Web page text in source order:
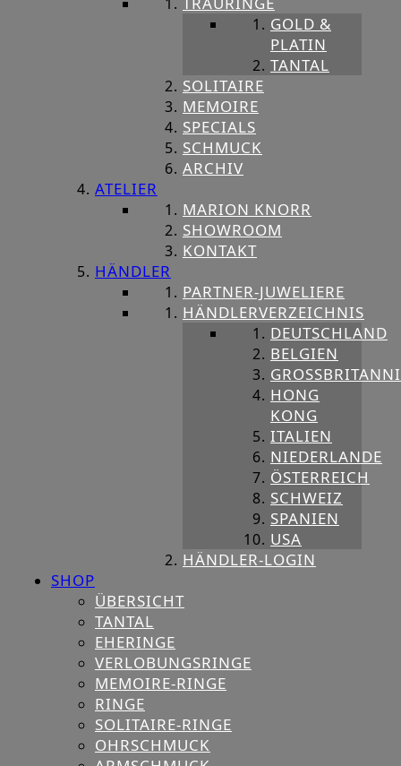
GOLD &
PLATIN
TANTAL
SOLITAIRE
MEMOIRE
SPECIALS
SCHMUCK
ARCHIV
ATELIER
MARION KNORR
SHOWROOM
KONTAKT
HÄNDLER
PARTNER-JUWELIERE
HÄNDLERVERZEICHNIS
DEUTSCHLAND
BELGIEN
HONG
KONG
ITALIEN
NIEDERLANDE
ÖSTERREICH
SCHWEIZ
SPANIEN
USA
HÄNDLER-LOGIN
SHOP
ÜBERSICHT
TANTAL
EHERINGE
VERLOBUNGSRINGE
MEMOIRE-RINGE
RINGE
SOLITAIRE-RINGE
OHRSCHMUCK